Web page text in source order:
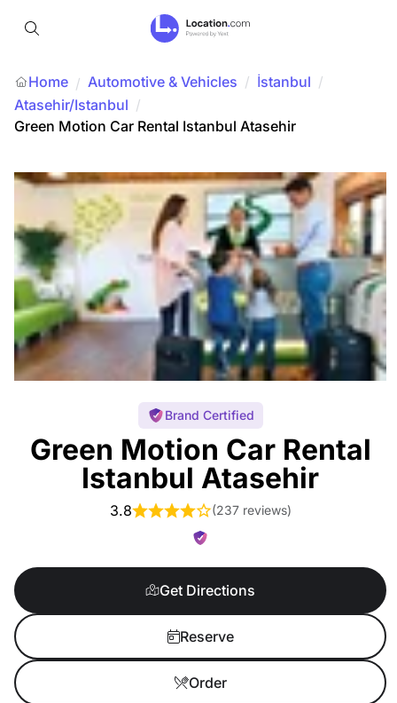
Home / Automotive & Vehicles / İstanbul /
Atasehir/Istanbul /
Green Motion Car Rental Istanbul Atasehir
Brand Certified
Green Motion Car Rental
Istanbul Atasehir
3.8 (237 reviews)
Get Directions
Reserve
Order